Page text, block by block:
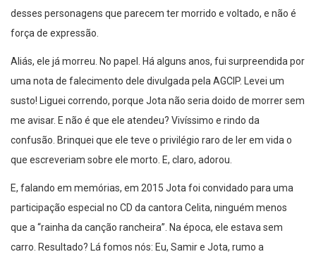
desses personagens que parecem ter morrido e voltado, e não é
força de expressão.
Aliás, ele já morreu. No papel. Há alguns anos, fui surpreendida por
uma nota de falecimento dele divulgada pela AGCIP. Levei um
susto! Liguei correndo, porque Jota não seria doido de morrer sem
me avisar. E não é que ele atendeu? Vivíssimo e rindo da
confusão. Brinquei que ele teve o privilégio raro de ler em vida o
que escreveriam sobre ele morto. E, claro, adorou.
E, falando em memórias, em 2015 Jota foi convidado para uma
participação especial no CD da cantora Celita, ninguém menos
que a “rainha da canção rancheira”. Na época, ele estava sem
carro. Resultado? Lá fomos nós: Eu, Samir e Jota, rumo a